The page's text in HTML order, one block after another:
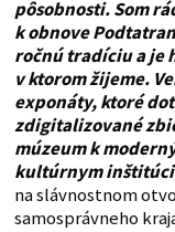
pôsobnosti. Som
k obnove
ročnú tradíciu a je
v ktorom žijeme.
exponáty, ktoré
zdigitalizované
múzeum k
kultúrnym
na slávnostnom
samosprávneho